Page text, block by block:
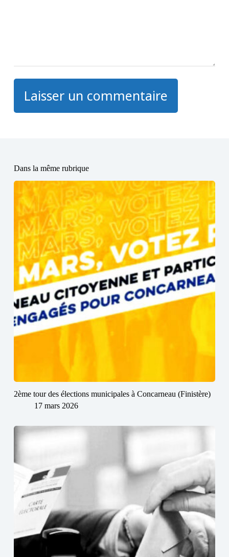
Laisser un commentaire
Dans la même rubrique
2ème tour des élections municipales à Concarneau (Finistère)
17 mars 2026